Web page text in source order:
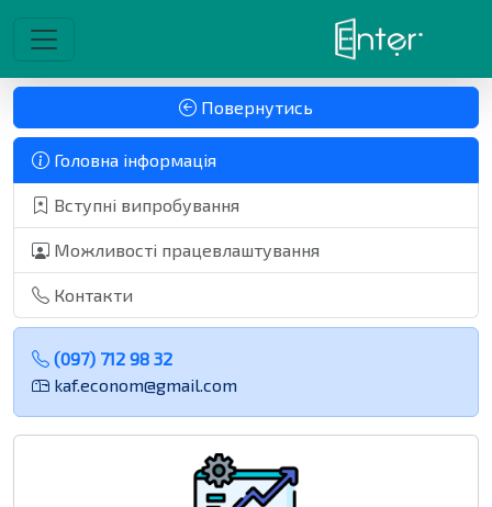
Повернутись
Головна інформація
Вступні випробування
Можливості працевлаштування
Контакти
(097) 712 98 32
kaf.econom@gmail.com